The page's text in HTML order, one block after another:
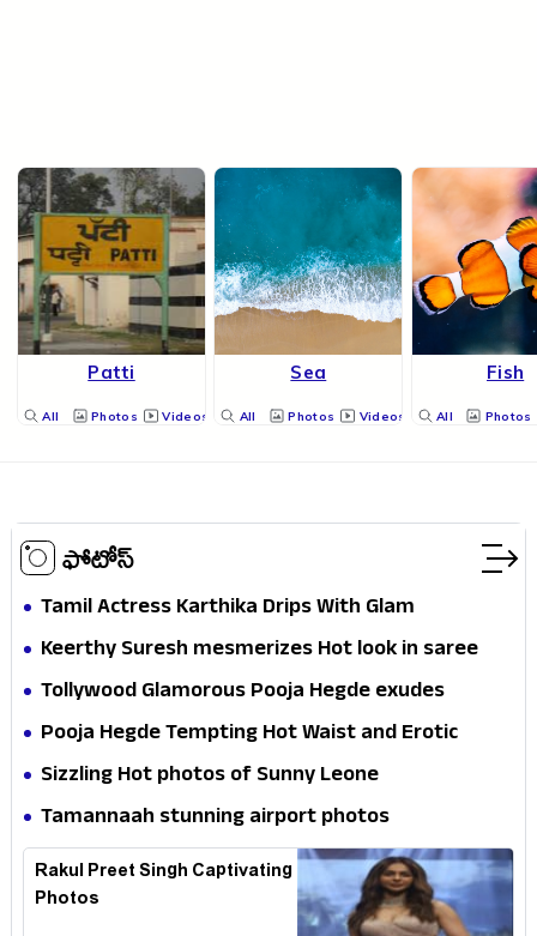
Patti
All Photos Videos
Sea
All Photos Videos
Fish
All Photos
ఫోటోస్
Tamil Actress Karthika Drips With Glam
Keerthy Suresh mesmerizes Hot look in saree
Tollywood Glamorous Pooja Hegde exudes
Hotness
Pooja Hegde Tempting Hot Waist and Erotic
Expression in Black Saree
Sizzling Hot photos of Sunny Leone
Tamannaah stunning airport photos
Rakul Preet Singh Captivating
Photos